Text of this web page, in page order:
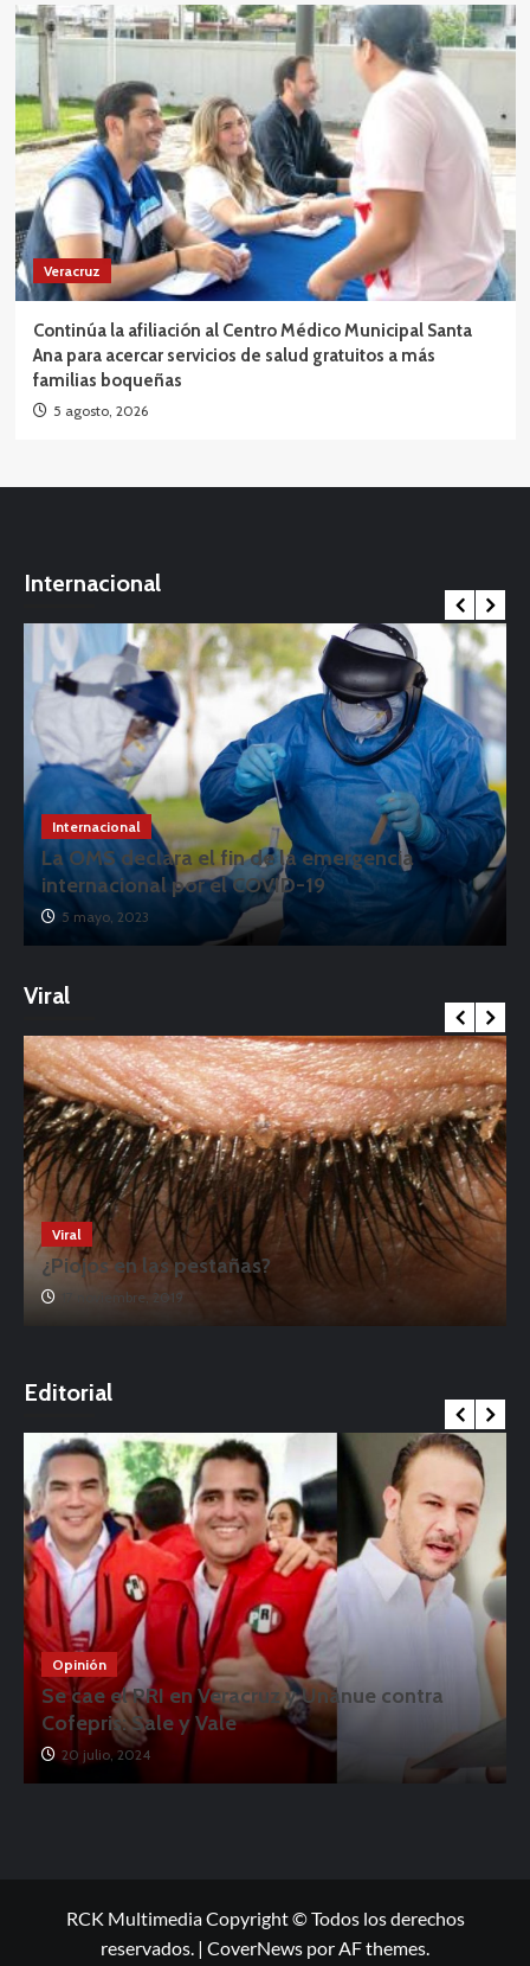
Veracruz
Continúa la afiliación al Centro Médico Municipal Santa
Ana para acercar servicios de salud gratuitos a más
familias boqueñas
5 agosto, 2026
Internacional
Internacional
La OMS declara el fin de la emergencia
internacional por el COVID-19
5 mayo, 2023
Viral
Viral
¿Piojos en las pestañas?
17 noviembre, 2019
Editorial
Opinión
Se cae el PRI en Veracruz y Unánue contra
Cofepris: Sale y Vale
20 julio, 2024
RCK Multimedia Copyright © Todos los derechos
reservados. | CoverNews por AF themes.